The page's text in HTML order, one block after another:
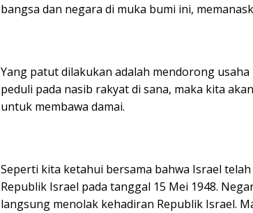
bangsa dan negara di muka bumi ini,
Yang patut dilakukan adalah mendorong usaha
peduli pada nasib rakyat di sana, maka kita
untuk membawa damai.
Seperti kita ketahui bersama bahwa Israel
Republik Israel pada tanggal 15 Mei 1948.
langsung menolak kehadiran Republik Israel.